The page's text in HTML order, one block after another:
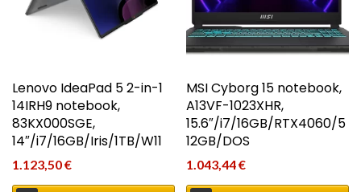
Lenovo IdeaPad 5 2-in-1
14IRH9 notebook,
83KX000SGE,
14″/i7/16GB/Iris/1TB/W11
1.123,50€
MSI Cyborg 15 notebook,
A13VF-1023XHR,
15.6″/i7/16GB/RTX4060/5
12GB/DOS
1.043,44€